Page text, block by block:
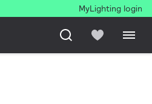
MyLighting login